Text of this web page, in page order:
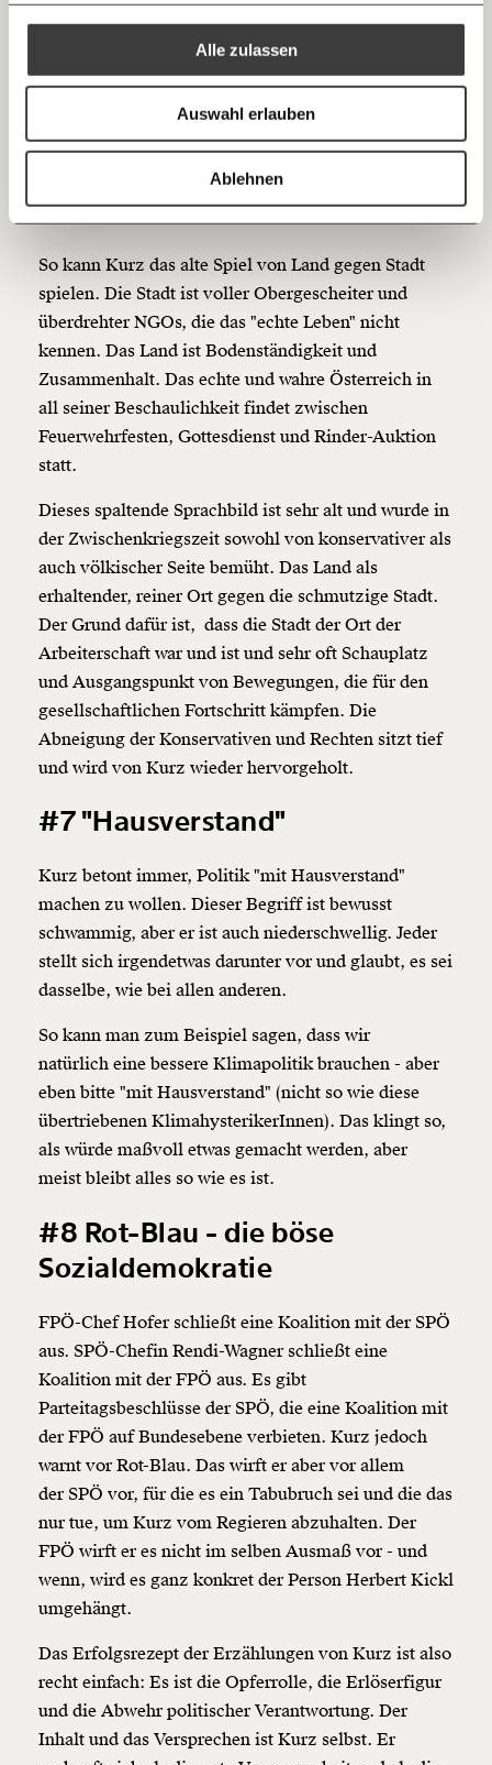
Alle zulassen
Auswahl erlauben
Ablehnen
Mehr Informationen:Datenschutz.
Anmelden
Ich spende einmalig
20€ 40€
150€
Ich möchte meine Spende verschenken.
Du erhältst eine E-Mail mit deiner
Geschenkurkunde im PDF-Format, welche Du
ausdrucken oder weiterleiten und verschenken
kannst.
1/3
RSS
Bluesky
https://www.moment.at/story/die-8-tricks-von-sebastian-kurz/
Der Bezug auf das kleine Dorf soll Erdigkeit
Die Stadt hingegen ist Feindbild.
#6 Land vs Stadt
So kann Kurz das alte Spiel von Land gegen Stadt
spielen. Die Stadt ist voller Obergescheiter und
überdrehter NGOs, die das "echte Leben" nicht
kennen. Das Land ist Bodenständigkeit und
Zusammenhalt. Das echte und wahre Österreich in
all seiner Beschaulichkeit findet zwischen
Feuerwehrfesten, Gottesdienst und Rinder-Auktion
statt.
Dieses spaltende Sprachbild ist sehr alt und wurde in
der Zwischenkriegszeit sowohl von konservativer als
auch völkischer Seite bemüht. Das Land als
erhaltender, reiner Ort gegen die schmutzige Stadt.
Der Grund dafür ist, dass die Stadt der Ort der
Arbeiterschaft war und ist und sehr oft Schauplatz
und Ausgangspunkt von Bewegungen, die für den
gesellschaftlichen Fortschritt kämpfen. Die
Abneigung der Konservativen und Rechten sitzt tief
und wird von Kurz wieder hervorgeholt.
#7 "Hausverstand"
Kurz betont immer, Politik "mit Hausverstand"
machen zu wollen. Dieser Begriff ist bewusst
schwammig, aber er ist auch niederschwellig. Jeder
stellt sich irgendetwas darunter vor und glaubt, es sei
dasselbe, wie bei allen anderen.
So kann man zum Beispiel sagen, dass wir
natürlich eine bessere Klimapolitik brauchen - aber
eben bitte "mit Hausverstand" (nicht so wie diese
übertriebenen KlimahysterikerInnen). Das klingt so,
als würde maßvoll etwas gemacht werden, aber
meist bleibt alles so wie es ist.
#8 Rot-Blau - die böse
Sozialdemokratie
FPÖ-Chef Hofer schließt eine Koalition mit der SPÖ
aus. SPÖ-Chefin Rendi-Wagner schließt eine
Koalition mit der FPÖ aus. Es gibt
Parteitagsbeschlüsse der SPÖ, die eine Koalition mit
der FPÖ auf Bundesebene verbieten. Kurz jedoch
warnt vor Rot-Blau. Das wirft er aber vor allem
der SPÖ vor, für die es ein Tabubruch sei und die das
nur tue, um Kurz vom Regieren abzuhalten. Der
FPÖ wirft er es nicht im selben Ausmaß vor - und
wenn, wird es ganz konkret der Person Herbert Kickl
umgehängt.
Das Erfolgsrezept der Erzählungen von Kurz ist also
recht einfach: Es ist die Opferrolle, die Erlöserfigur
und die Abwehr politischer Verantwortung. Der
Inhalt und das Versprechen ist Kurz selbst. Er